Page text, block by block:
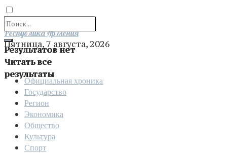
Результатов нет
Читать все
результаты
Отправить
Республика Армения
Пятница, 7 августа, 2026
Официальная хроника
Государство
Регион
Экономика
Общество
Культура
Спорт